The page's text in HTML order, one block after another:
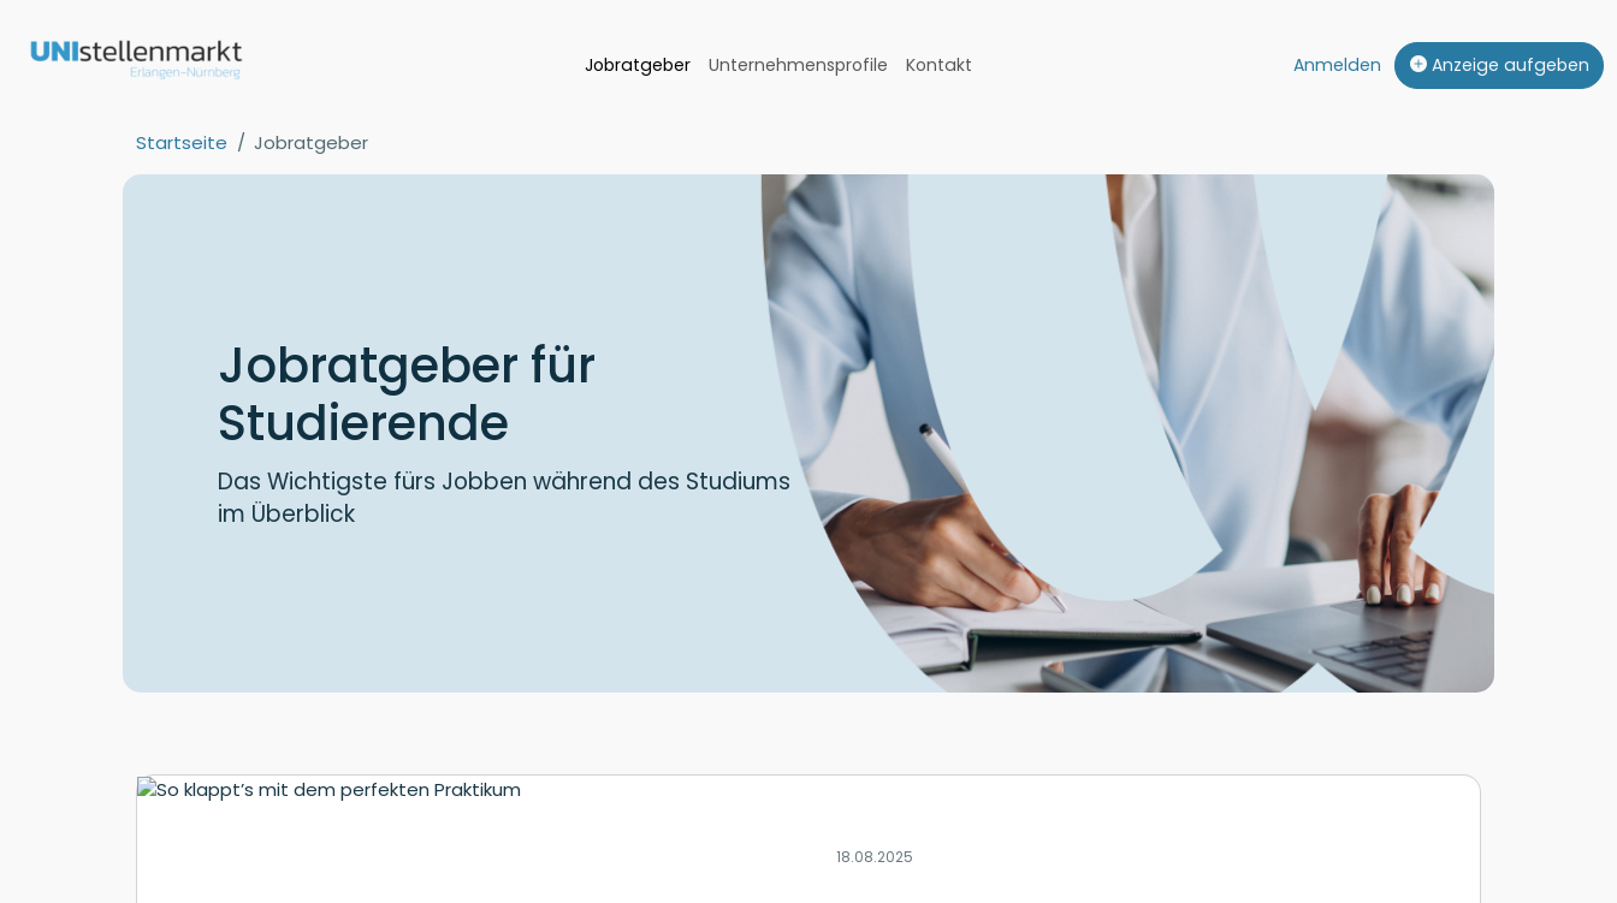
Jobratgeber Unternehmensprofile Kontakt Anmelden Anzeige aufgeben
Startseite Jobratgeber
Jobratgeber für
Studierende
Das Wichtigste fürs Jobben während des Studiums
im Überblick
18.08.2025